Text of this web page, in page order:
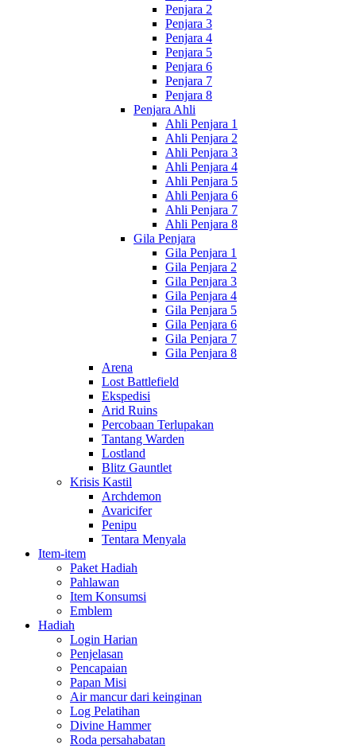
Penjara 2
Penjara 3
Penjara 4
Penjara 5
Penjara 6
Penjara 7
Penjara 8
Penjara Ahli
Ahli Penjara 1
Ahli Penjara 2
Ahli Penjara 3
Ahli Penjara 4
Ahli Penjara 5
Ahli Penjara 6
Ahli Penjara 7
Ahli Penjara 8
Gila Penjara
Gila Penjara 1
Gila Penjara 2
Gila Penjara 3
Gila Penjara 4
Gila Penjara 5
Gila Penjara 6
Gila Penjara 7
Gila Penjara 8
Arena
Lost Battlefield
Ekspedisi
Arid Ruins
Percobaan Terlupakan
Tantang Warden
Lostland
Blitz Gauntlet
Krisis Kastil
Archdemon
Avaricifer
Penipu
Tentara Menyala
Item-item
Paket Hadiah
Pahlawan
Item Konsumsi
Emblem
Hadiah
Login Harian
Penjelasan
Pencapaian
Papan Misi
Air mancur dari keinginan
Log Pelatihan
Divine Hammer
Roda persahabatan